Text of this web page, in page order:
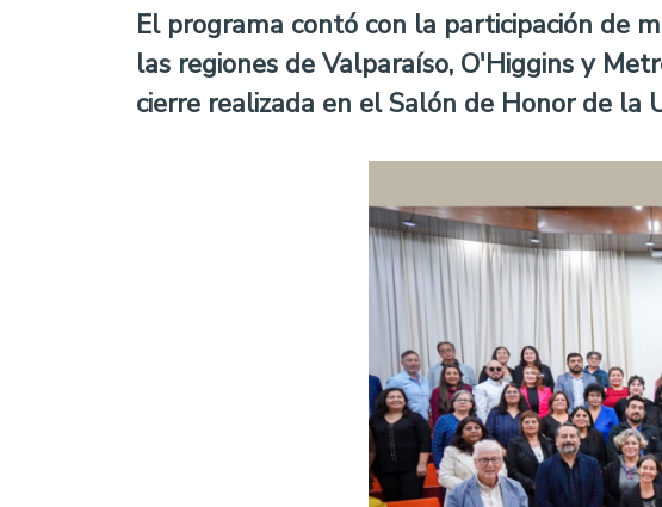
El programa contó con la participación de
las regiones de Valparaíso, O'Higgins y
cierre realizada en el Salón de Honor de la